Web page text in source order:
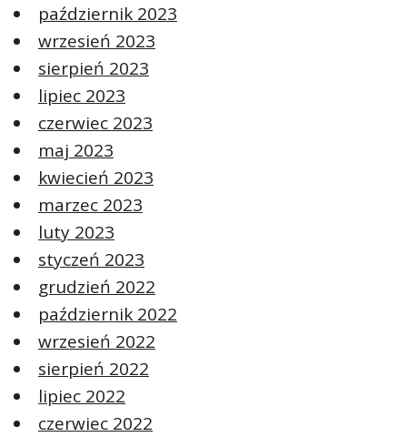
październik 2023
wrzesień 2023
sierpień 2023
lipiec 2023
czerwiec 2023
maj 2023
kwiecień 2023
marzec 2023
luty 2023
styczeń 2023
grudzień 2022
październik 2022
wrzesień 2022
sierpień 2022
lipiec 2022
czerwiec 2022